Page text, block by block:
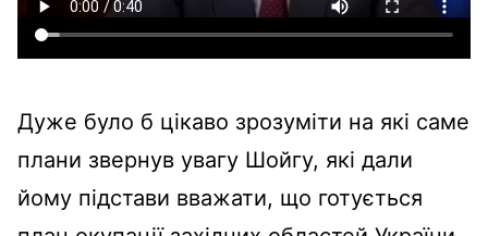
Дуже було б цікаво зрозуміти на які саме
плани звернув увагу Шойгу, які дали
йому підстави вважати, що готується